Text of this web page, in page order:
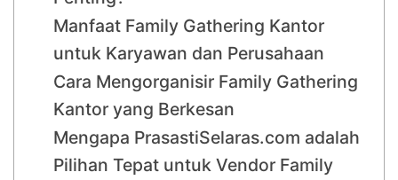
Manfaat Family Gathering Kantor
untuk Karyawan dan Perusahaan
Cara Mengorganisir Family Gathering
Kantor yang Berkesan
Mengapa PrasastiSelaras.com adalah
Pilihan Tepat untuk Vendor Family